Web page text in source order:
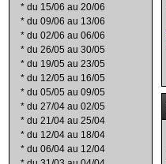
* du 15/06 au 20/06
* du 09/06 au 13/06
* du 02/06 au 06/06
* du 26/05 au 30/05
* du 19/05 au 23/05
* du 12/05 au 16/05
* du 05/05 au 09/05
* du 27/04 au 02/05
* du 21/04 au 25/04
* du 12/04 au 18/04
* du 06/04 au 12/04